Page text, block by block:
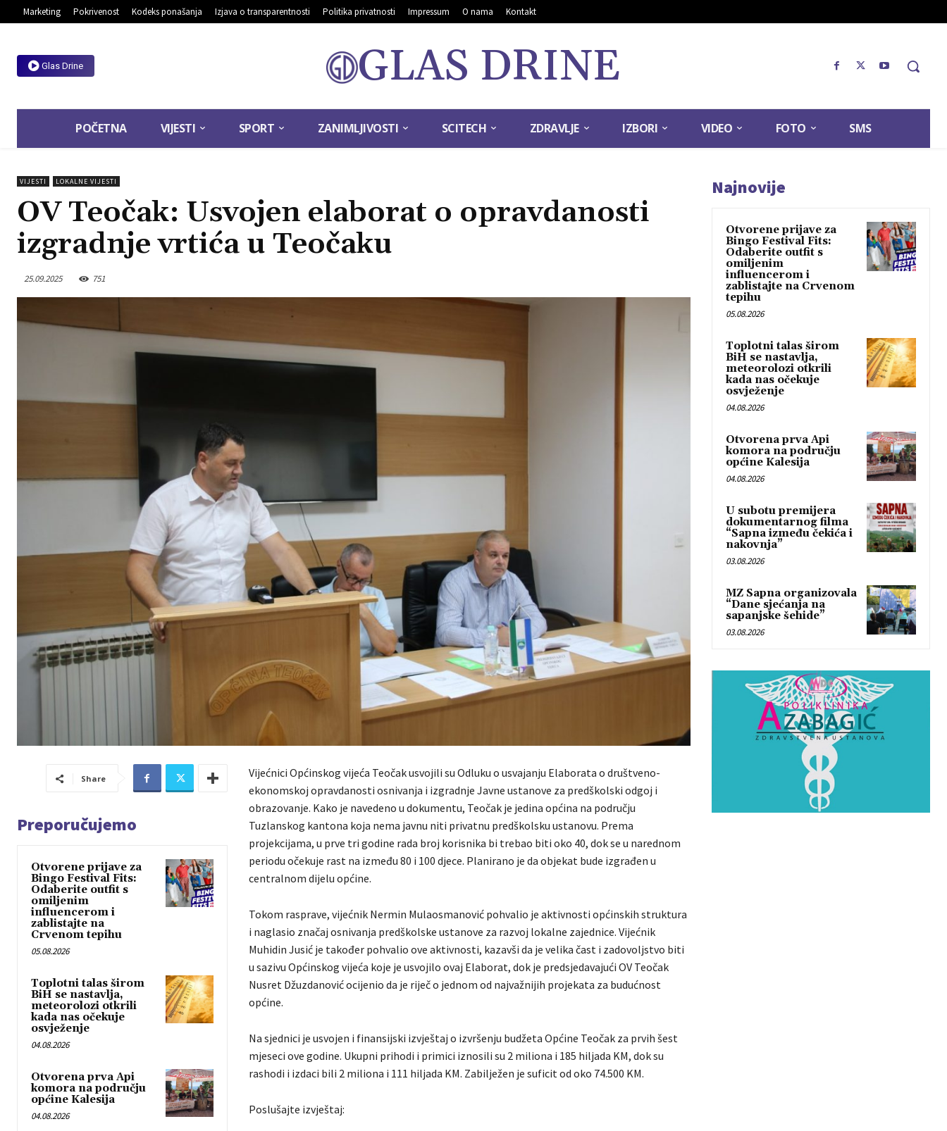
Marketing Pokrivenost Kodeks ponašanja Izjava o transparentnosti Politika privatnosti Impressum O nama Kontakt
Glas Drine GLAS DRINE
POČETNA VIJESTI SPORT ZANIMLJIVOSTI SCITECH ZDRAVLJE IZBORI VIDEO FOTO SMS
VIJESTI LOKALNE VIJESTI
OV Teočak: Usvojen elaborat o opravdanosti
izgradnje vrtića u Teočaku
25.09.2025 751
Share
Preporučujemo
Otvorene prijave za
Bingo Festival Fits:
Odaberite outfit s
omiljenim
influencerom i
zablistajte na
Crvenom tepihu
05.08.2026
Toplotni talas širom
BiH se nastavlja,
meteorolozi otkrili
kada nas očekuje
osvježenje
04.08.2026
Otvorena prva Api
komora na području
općine Kalesija
04.08.2026
Vijećnici Općinskog vijeća Teočak usvojili su Odluku o usvajanju Elaborata o društveno-
ekonomskoj opravdanosti osnivanja i izgradnje Javne ustanove za predškolski odgoj i
obrazovanje. Kako je navedeno u dokumentu, Teočak je jedina općina na području
Tuzlanskog kantona koja nema javnu niti privatnu predškolsku ustanovu. Prema
projekcijama, u prve tri godine rada broj korisnika bi trebao biti oko 40, dok se u narednom
periodu očekuje rast na između 80 i 100 djece. Planirano je da objekat bude izgrađen u
centralnom dijelu općine.
Tokom rasprave, vijećnik Nermin Mulaosmanović pohvalio je aktivnosti općinskih struktura
i naglasio značaj osnivanja predškolske ustanove za razvoj lokalne zajednice. Vijećnik
Muhidin Jusić je također pohvalio ove aktivnosti, kazavši da je velika čast i zadovoljstvo biti
u sazivu Općinskog vijeća koje je usvojilo ovaj Elaborat, dok je predsjedavajući OV Teočak
Nusret Džuzdanović ocijenio da je riječ o jednom od najvažnijih projekata za budućnost
općine.
Na sjednici je usvojen i finansijski izvještaj o izvršenju budžeta Općine Teočak za prvih šest
mjeseci ove godine. Ukupni prihodi i primici iznosili su 2 miliona i 185 hiljada KM, dok su
rashodi i izdaci bili 2 miliona i 111 hiljada KM. Zabilježen je suficit od oko 74.500 KM.
Poslušajte izvještaj:
Najnovije
Otvorene prijave za
Bingo Festival Fits:
Odaberite outfit s
omiljenim
influencerom i
zablistajte na Crvenom
tepihu
05.08.2026
Toplotni talas širom
BiH se nastavlja,
meteorolozi otkrili
kada nas očekuje
osvježenje
04.08.2026
Otvorena prva Api
komora na području
općine Kalesija
04.08.2026
U subotu premijera
dokumentarnog filma
“Sapna između čekića i
nakovnja”
03.08.2026
MZ Sapna organizovala
“Dane sjećanja na
sapanjske šehide”
03.08.2026